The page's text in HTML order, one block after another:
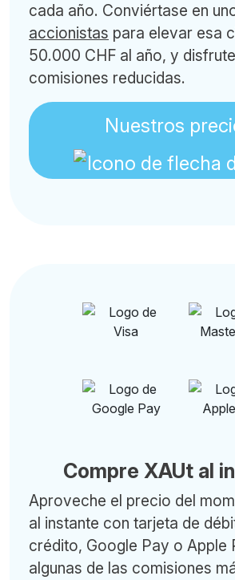
cada año. Conviértase en
accionistas para elevar esa
50.000 CHF al año, y
comisiones reducidas.
Nuestros
Compre XAUt al
Aproveche el precio del
al instante con tarjeta de
crédito, Google Pay o Apple
algunas de las comisiones